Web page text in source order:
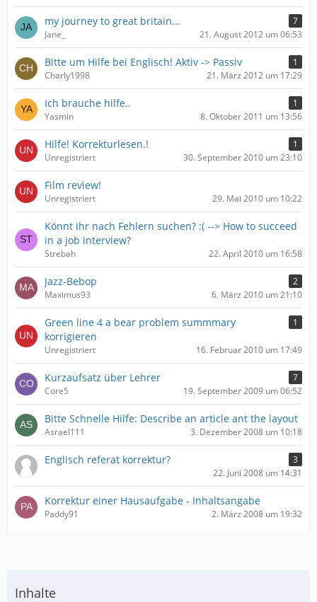
my journey to great britain...
7
Jane_
21. August 2012 um 06:53
Bitte um Hilfe bei Englisch! Aktiv -> Passiv
1
Charly1998
21. März 2012 um 17:29
Ich brauche hilfe..
1
Yasmin
8. Oktober 2011 um 13:56
Hilfe! Korrekturlesen.!
1
Unregistriert
30. September 2010 um 23:10
Film review!
Unregistriert 29. Mai 2010 um 10:22
Könnt ihr nach Fehlern suchen? :( --> How to succeed
in a job interview?
Strebah 22. April 2010 um 16:58
Jazz-Bebop
2
Maximus93
6. März 2010 um 21:10
Green line 4 a bear problem summmary
korrigieren
1
Unregistriert 16. Februar 2010 um 17:49
Kurzaufsatz über Lehrer
7
Core5
19. September 2009 um 06:52
Bitte Schnelle Hilfe: Describe an article ant the layout
Asrael111 3. Dezember 2008 um 10:18
Englisch referat korrektur?
3
22. Juni 2008 um 14:31
Korrektur einer Hausaufgabe - Inhaltsangabe
Paddy91 2. März 2008 um 19:32
Inhalte